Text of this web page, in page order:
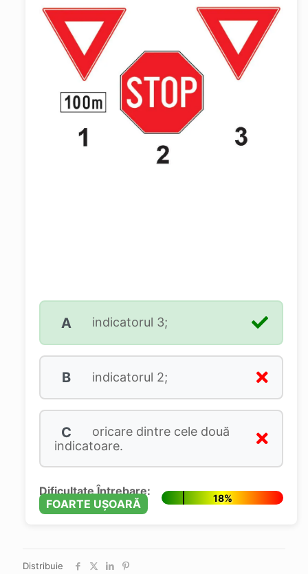
A indicatorul 3;
B indicatorul 2;
C
oricare dintre cele două
indicatoare.
Dificultate Întrebare:
FOARTE UȘOARĂ
18%
Distribuie